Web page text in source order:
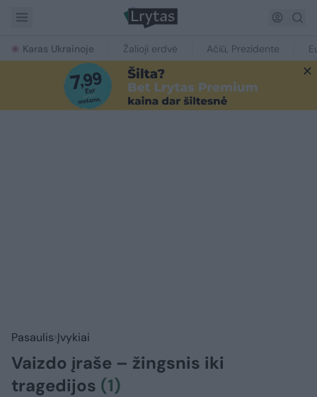
Karas Ukrainoje Žalioji erdvė Ačiū, Prezidente
Pasaulis Įvykiai
Vaizdo įraše – žingsnis iki
tragedijos (1)